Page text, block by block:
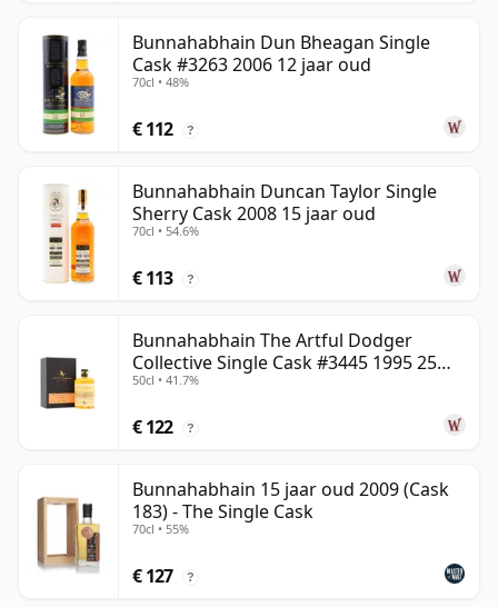
Bunnahabhain Dun Bheagan Single
Cask #3263 2006 12 jaar oud
70cl • 48%
€ 112 ?
Bunnahabhain Duncan Taylor Single
Sherry Cask 2008 15 jaar oud
70cl • 54.6%
€ 113 ?
Bunnahabhain The Artful Dodger
Collective Single Cask #3445 1995 25
jaar oud
50cl • 41.7%
€ 122 ?
Bunnahabhain 15 jaar oud 2009 (Cask
183) - The Single Cask
70cl • 55%
€ 127 ?